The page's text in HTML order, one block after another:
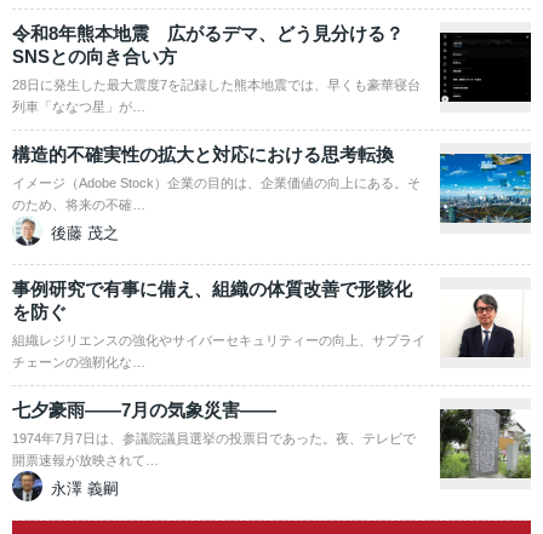
令和8年熊本地震 広がるデマ、どう見分ける？
SNSとの向き合い方
28日に発生した最大震度7を記録した熊本地震では、早くも豪華寝台
列車「ななつ星」が…
構造的不確実性の拡大と対応における思考転換
イメージ（Adobe Stock）企業の目的は、企業価値の向上にある。そ
のため、将来の不確…
後藤 茂之
事例研究で有事に備え、組織の体質改善で形骸化
を防ぐ
組織レジリエンスの強化やサイバーセキュリティーの向上、サプライ
チェーンの強靭化な…
七夕豪雨――7月の気象災害――
1974年7月7日は、参議院議員選挙の投票日であった。夜、テレビで
開票速報が放映されて…
永澤 義嗣